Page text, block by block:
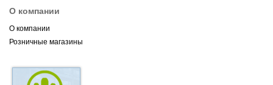
О компании
О компании
Розничные магазины